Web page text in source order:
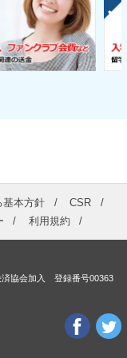
基本方針
CSR
利用規約
協会加入 登録番号00363